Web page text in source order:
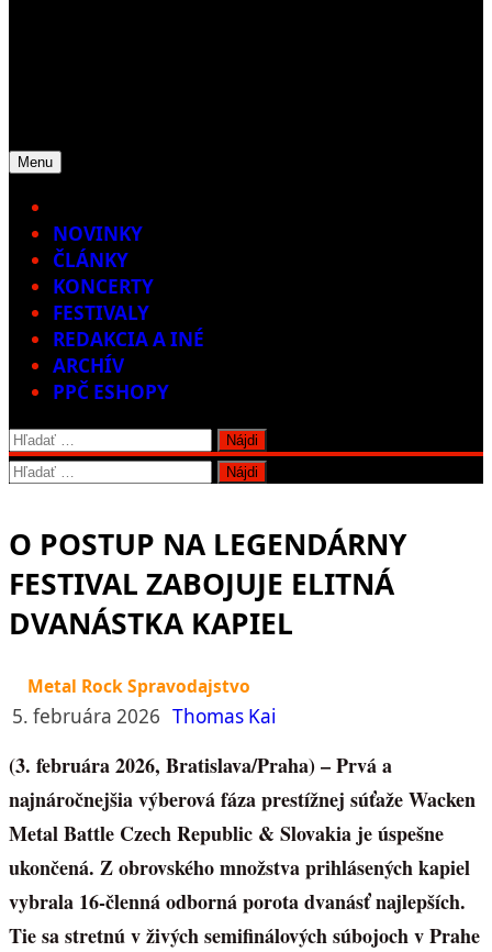
Menu
NOVINKY
ČLÁNKY
KONCERTY
FESTIVALY
REDAKCIA A INÉ
ARCHÍV
PPČ ESHOPY
Hľadať:
Hľadať:
O POSTUP NA LEGENDÁRNY
FESTIVAL ZABOJUJE ELITNÁ
DVANÁSTKA KAPIEL
Metal Rock Spravodajstvo
5. februára 2026 Thomas Kai
(3. februára 2026, Bratislava/Praha) – Prvá a
najnáročnejšia výberová fáza prestížnej súťaže Wacken
Metal Battle Czech Republic & Slovakia je úspešne
ukončená. Z obrovského množstva prihlásených kapiel
vybrala 16-členná odborná porota dvanásť najlepších.
Tie sa stretnú v živých semifinálových súbojoch v Prahe